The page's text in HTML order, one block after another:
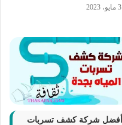
3 مايو، 2023
أفضل شركة كشف تسربات